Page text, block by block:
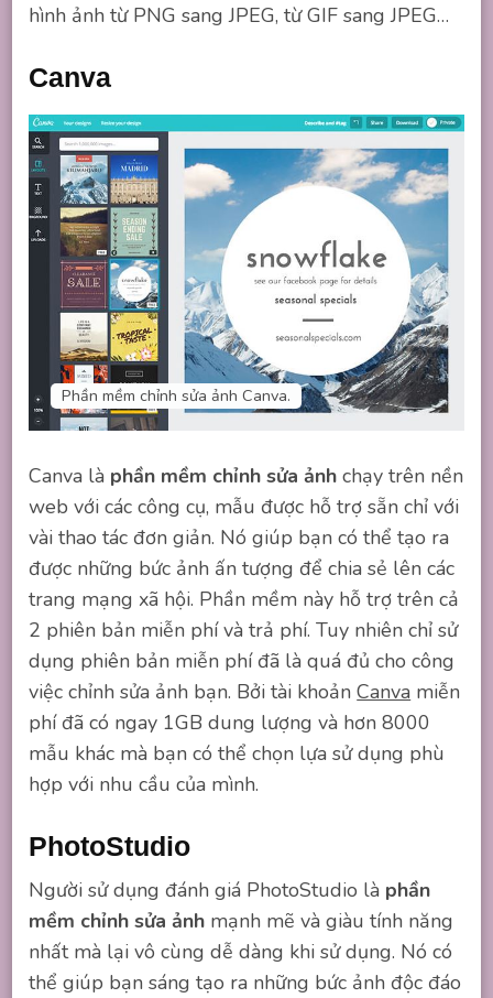
hình ảnh từ PNG sang JPEG, từ GIF sang JPEG…
Canva
Phần mềm chỉnh sửa ảnh Canva.
Canva là phần mềm chỉnh sửa ảnhchạy trên nền
web với các công cụ, mẫu được hỗ trợ sẵn chỉ với
vài thao tác đơn giản. Nó giúp bạn có thể tạo ra
được những bức ảnh ấn tượng để chia sẻ lên các
trang mạng xã hội. Phần mềm này hỗ trợ trên cả
2 phiên bản miễn phí và trả phí. Tuy nhiên chỉ sử
dụng phiên bản miễn phí đã là quá đủ cho công
việc chỉnh sửa ảnh bạn. Bởi tài khoảnCanva miễn
phí đã có ngay 1GB dung lượng và hơn 8000
mẫu khác mà bạn có thể chọn lựa sử dụng phù
hợp với nhu cầu của mình.
PhotoStudio
Người sử dụng đánh giá PhotoStudio là phần
mềm chỉnh sửa ảnh mạnh mẽ và giàu tính năng
nhất mà lại vô cùng dễ dàng khi sử dụng. Nó có
thể giúp bạn sáng tạo ra những bức ảnh độc đáo